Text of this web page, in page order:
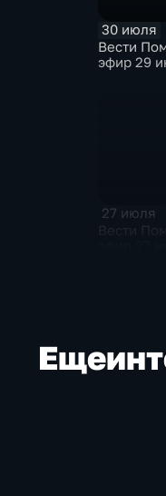
30 июля
Вести
эфир 29
27 июля
Еще